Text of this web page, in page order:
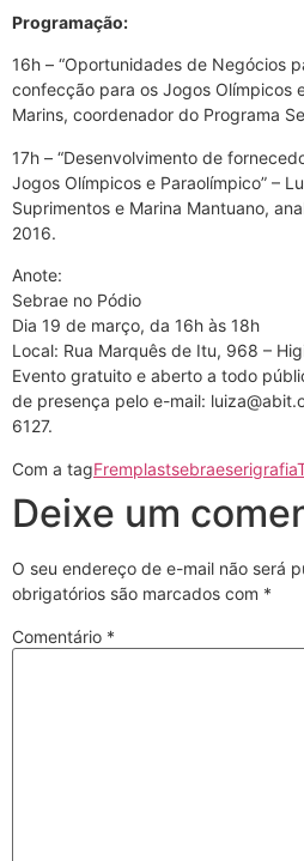
Programação:
16h – “Oportunidades de Negócios
confecção para os Jogos Olímpicos
Marins, coordenador do Programa
17h – “Desenvolvimento de
Jogos Olímpicos e Paraolímpico” –
Suprimentos e Marina Mantuano,
2016.
Anote:
Sebrae no Pódio
Dia 19 de março, da 16h às 18h
Local: Rua Marquês de Itu, 968 –
Evento gratuito e aberto a todo
de presença pelo e-mail:
6127.
Com a tagFremplastsebraeserigrafia
Deixe um
O seu endereço de e-mail não será
obrigatórios são marcados com *
Comentário *